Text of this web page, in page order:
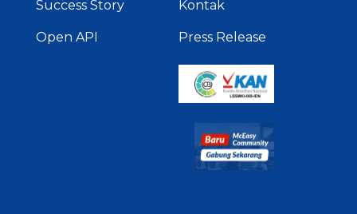
Success Story
Open API
Kontak
Press Release